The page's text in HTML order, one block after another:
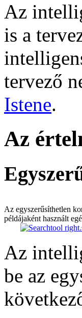
Az
is a
tervező
Istene.
Az
Az egyszerűsíthetlen
példájaként használt
Az
be az